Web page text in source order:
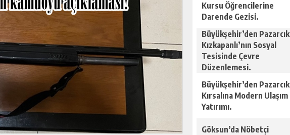
Kursu Öğrencilerine
Darende Gezisi.
Büyükşehir’den Pazarcık
Kızkapanlı’nın Sosyal
Tesisinde Çevre
Düzenlemesi.
Büyükşehir’den Pazarcık
Kırsalına Modern Ulaşım
Yatırımı.
Göksun’da Nöbetçi